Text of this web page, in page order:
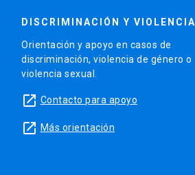
DISCRIMINACIÓN Y VIOLENCIA
Orientación y apoyo en casos de
discriminación, violencia de género o
violencia sexual.
launch Contacto para apoyo
launch Más orientación